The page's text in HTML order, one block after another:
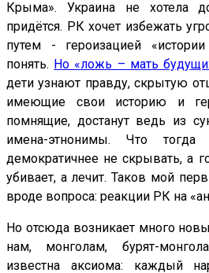
Крыма». Украина не хотела
придётся. РК хочет избежать
путем - героизацией
понять. Но «ложь – мать
дети узнают правду, скрытую
имеющие свои историю и
помнящие, достанут ведь из
имена-этнонимы. Что
демократичнее не скрывать, а
убивает, а лечит. Таков мой
вроде вопроса: реакции РК на
Но отсюда возникает много
нам, монголам, бурят-
известна аксиома: каждый